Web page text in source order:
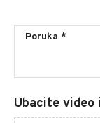
Ubacite